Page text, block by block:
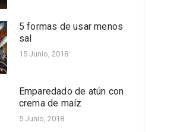
5 formas de usar menos
sal
15 Junio, 2018
Emparedado de atún con
crema de maíz
5 Junio, 2018
Receta fácil de piernas
de pollo apanadas
acompañadas con salsa
Cinco beneficios de la